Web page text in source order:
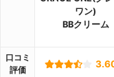
ワン)
BBクリーム
口コミ
評価